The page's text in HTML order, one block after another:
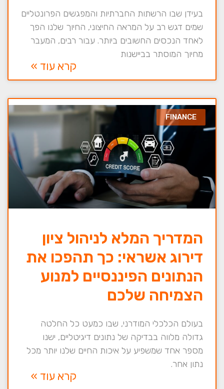
בעידן שבו הרשתות החברתיות והמפגשים הפרונטליים
שמים דגש רב על המראה החיצוני, החיוך שלנו הפך
לאחד הנכסים החשובים ביותר. עבור רבים, המעבר
מחיוך המוסתר בביישנות
קרא עוד »
FINANCE
המדריך המלא לניהול ציון
דירוג אשראי: כך תהפכו את
הנתונים הפיננסיים למנוע
הצמיחה שלכם
בעולם הכלכלי המודרני, שבו כמעט כל החלטה
גדולה מלווה בבדיקה של נתונים דיגיטליים, ישנו
מספר אחד שמשפיע על איכות החיים שלנו יותר מכל
נתון אחר.
קרא עוד »